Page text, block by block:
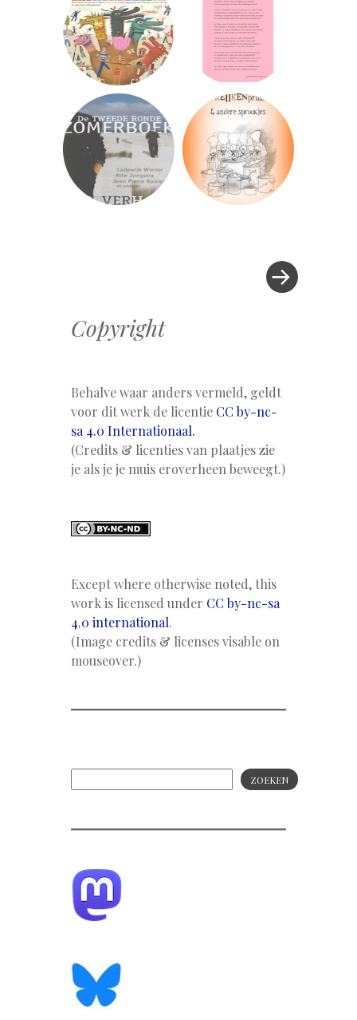
Copyright
Behalve waar anders vermeld, geldt
voor dit werk de licentie CC by-nc-
sa 4.0 Internationaal.
(Credits & licenties van plaatjes zie
je als je je muis eroverheen beweegt.)
Except where otherwise noted, this
work is licensed under CC by-nc-sa
4.0 international.
(Image credits & licenses visable on
mouseover.)
ZOEKEN